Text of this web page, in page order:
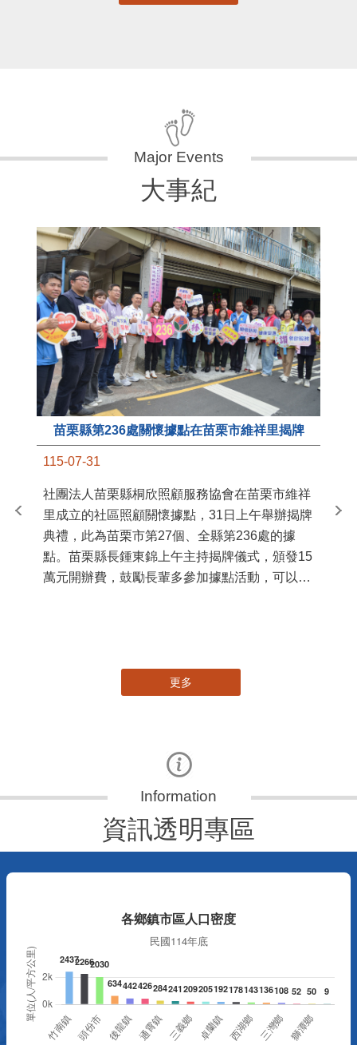
大事紀
苗栗縣第236處關懷據點在苗栗市維祥里揭牌
115-07-31
社團法人苗栗縣桐欣照顧服務協會在苗栗市維祥
里成立的社區照顧關懷據點，31日上午舉辦揭牌
典禮，此為苗栗市第27個、全縣第236處的據
點。苗栗縣長鍾東錦上午主持揭牌儀式，頒發15
萬元開辦費，鼓勵長輩多參加據點活動，可以更
苗
更多
資訊透明專區